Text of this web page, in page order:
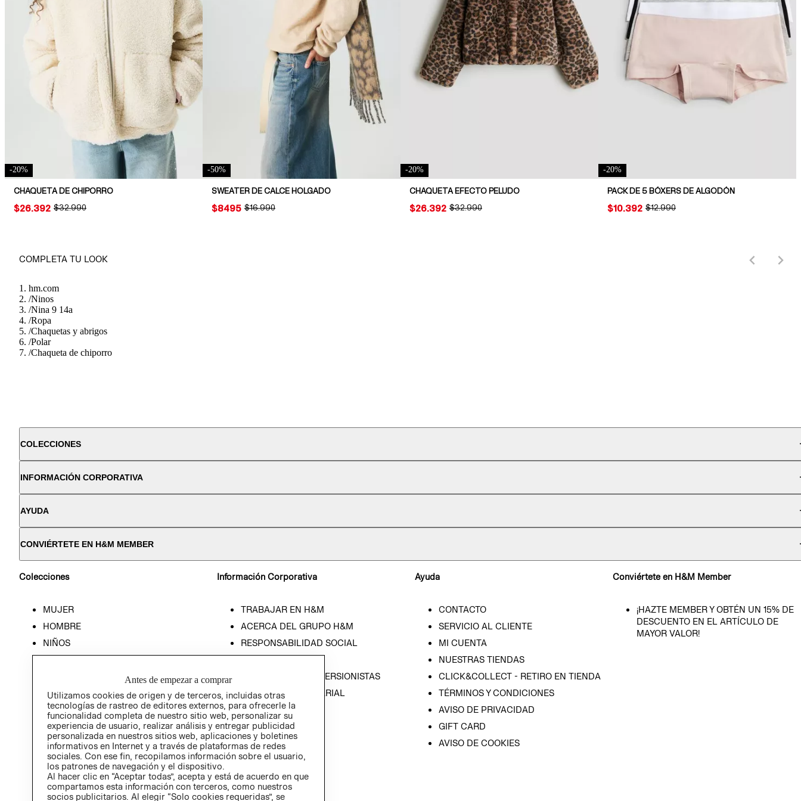
-20%
CHAQUETA DE CHIPORRO
ORIGINAL PRICE:
$32.990
PRICE:
$26.392
-50%
SWEATER DE CALCE HOLGADO
ORIGINAL PRICE:
$16.990
PRICE:
$8495
-20%
CHAQUETA EFECTO PELUDO
ORIGINAL PRICE:
$32.990
PRICE:
$26.392
-20%
PACK DE 5 BÓXERS DE ALGODÓN
ORIGINAL PRICE:
$12.990
PRICE:
$10.392
COMPLETA TU LOOK
hm.com
/Ninos
/Nina 9 14a
/Ropa
/Chaquetas y abrigos
/Polar
/Chaqueta de chiporro
COLECCIONES
INFORMACIÓN CORPORATIVA
AYUDA
CONVIÉRTETE EN H&M MEMBER
Colecciones
MUJER
HOMBRE
NIÑOS
Información Corporativa
TRABAJAR EN H&M
ACERCA DEL GRUPO H&M
RESPONSABILIDAD SOCIAL
RELACIÓN CON INVERSIONISTAS
POLÍTICA EMPRESARIAL
Ayuda
CONTACTO
SERVICIO AL CLIENTE
MI CUENTA
NUESTRAS TIENDAS
CLICK&COLLECT - RETIRO EN TIENDA
TÉRMINOS Y CONDICIONES
AVISO DE PRIVACIDAD
GIFT CARD
AVISO DE COOKIES
Conviértete en H&M Member
¡HAZTE MEMBER Y OBTÉN UN 15% DE
DESCUENTO EN EL ARTÍCULO DE
MAYOR VALOR!
Antes de empezar a comprar
Utilizamos cookies de origen y de terceros, incluidas otras
tecnologías de rastreo de editores externos, para ofrecerle la
funcionalidad completa de nuestro sitio web, personalizar su
experiencia de usuario, realizar análisis y entregar publicidad
personalizada en nuestros sitios web, aplicaciones y boletines
informativos en Internet y a través de plataformas de redes
sociales. Con ese fin, recopilamos información sobre el usuario,
los patrones de navegación y el dispositivo.
Al hacer clic en “Aceptar todas”, acepta y está de acuerdo en que
compartamos esta información con terceros, como nuestros
socios publicitarios. Al elegir “Solo cookies requeridas”, se